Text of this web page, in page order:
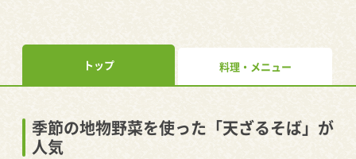
トップ 料理・メニュー
季節の地物野菜を使った「天ざるそば」が
人気